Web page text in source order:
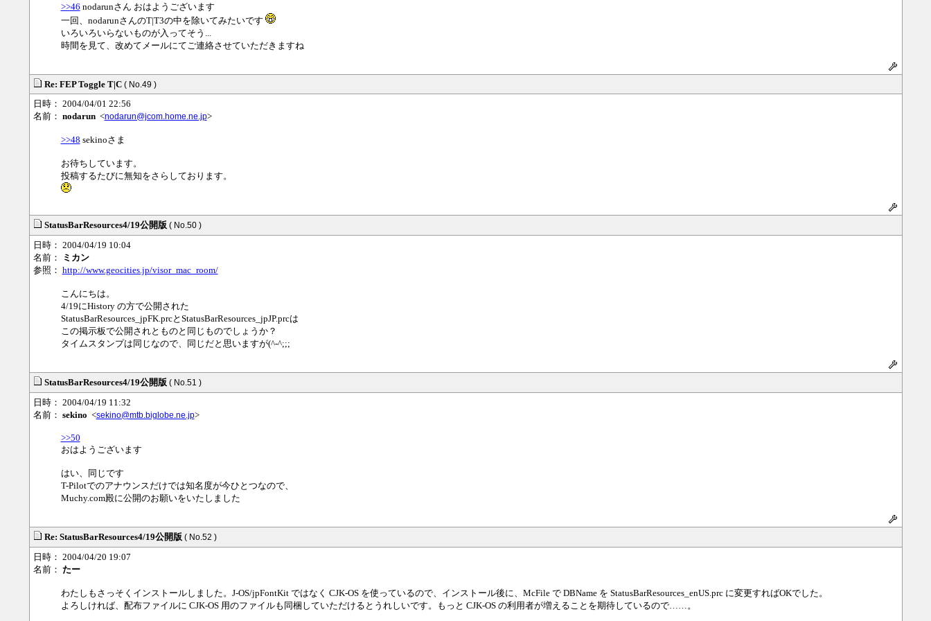
>>46 nodarunさん おはようございます
一回、nodarunさんのT|T3の中を除いてみたいです
いろいろいらないものが入ってそう...
時間を見て、改めてメールにてご連絡させていただきますね
Re: FEP Toggle T|C ( No.49 )
日時： 2004/04/01 22:56
名前： nodarun<nodarun@jcom.home.ne.jp>
>>48 sekinoさま
お待ちしています。
投稿するたびに無知をさらしております。
StatusBarResources4/19公開版 ( No.50 )
日時： 2004/04/19 10:04
名前：
ミカン
参照： http://www.geocities.jp/visor_mac_room/
こんにちは。
4/19にHistory の方で公開された
StatusBarResources_jpFK.prcとStatusBarResources_jpJP.prcは
この掲示板で公開されとものと同じものでしょうか？
タイムスタンプは同じなので、同じだと思いますが(^-^;;;
StatusBarResources4/19公開版 ( No.51 )
日時： 2004/04/19 11:32
名前： sekino <sekino@mtb.biglobe.ne.jp>
>>50
おはようございます
はい、同じです
T-Pilotでのアナウンスだけでは知名度が今ひとつなので、
Muchy.com殿に公開のお願いをいたしました
Re: StatusBarResources4/19公開版 ( No.52 )
日時： 2004/04/20 19:07
名前： たー
わたしもさっそくインストールしました。J-OS/jpFontKit ではなく CJK-OS を使っているので、インストール後に、McFile で DBName を StatusBarResources_enUS.prc に変更すればOKでした。
よろしければ、配布ファイルに CJK-OS 用のファイルも同梱していただけるとうれしいです。もっと CJK-OS の利用者が増えることを期待しているので……。